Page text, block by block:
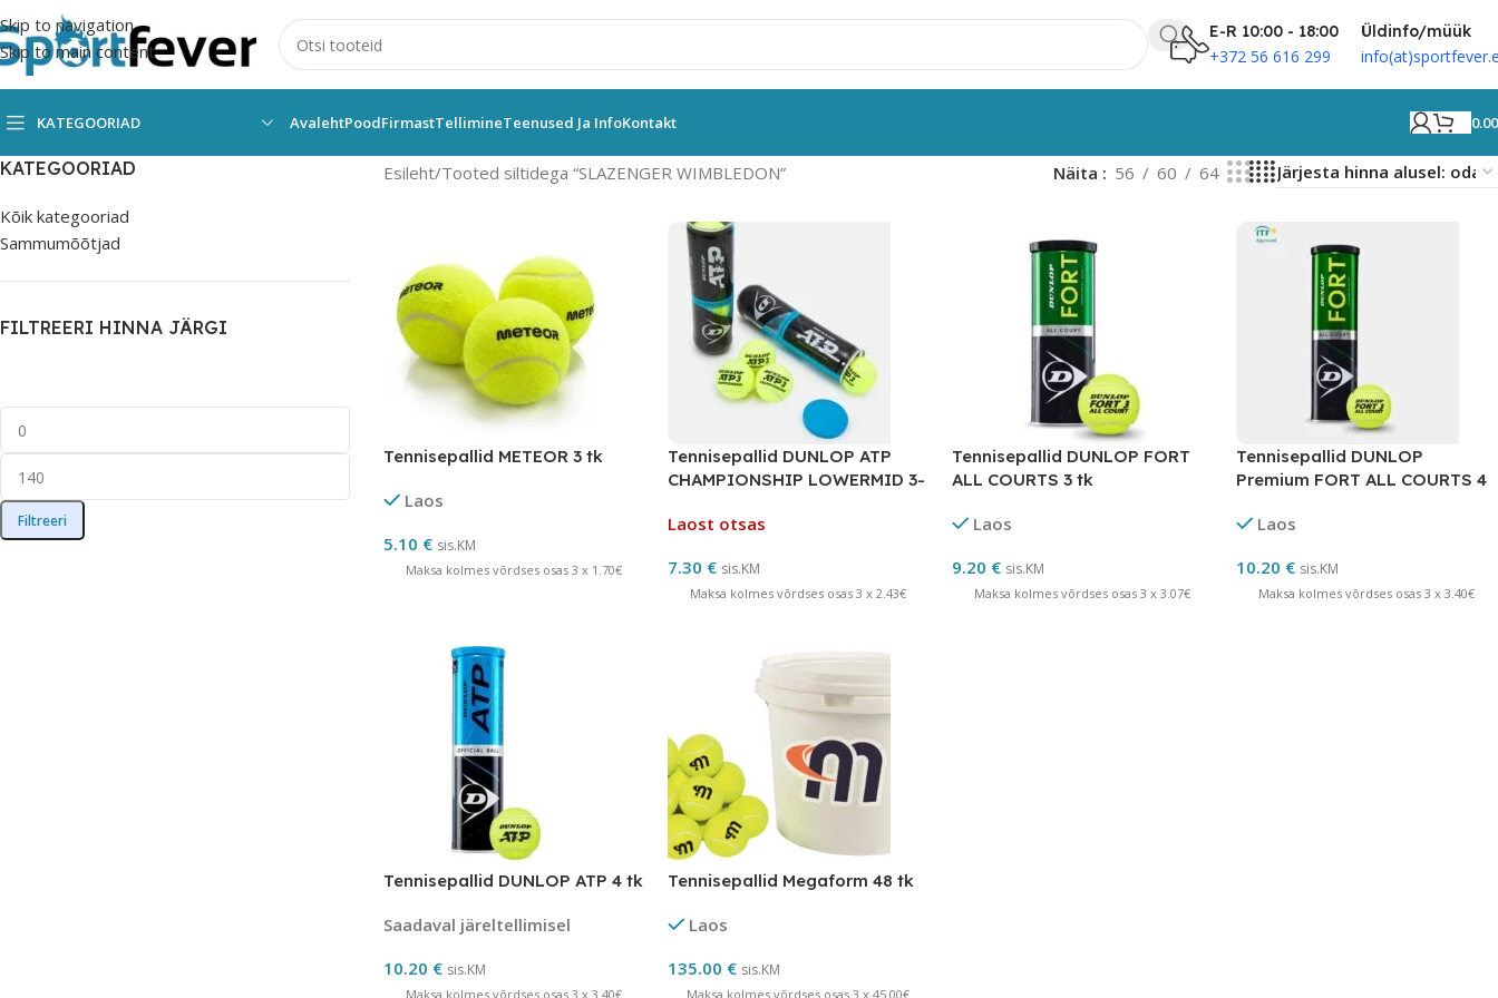
Skip to navigation
Skip to main content
E-R 10:00 - 18:00
+372 56 616 299
Üldinfo/müük
KATEGOORIAD AvalehtPoodFirmastTellimineTeenused Ja InfoKontakt
KATEGOORIAD
Kõik kategooriad
Sammumõõtjad
FILTREERI HINNA JÄRGI
Filtreeri
Esileht Tooted siltidega “SLAZENGER WIMBLEDON” Näita 56 60 64
Tennisepallid METEOR 3 tk
Laos
5.10 € sis.KM
Maksa kolmes võrdses osas 3 x 1.70€
Tennisepallid DUNLOP ATP
CHAMPIONSHIP LOWERMID 3-
Laost otsas
7.30 € sis.KM
Maksa kolmes võrdses osas 3 x 2.43€
Tennisepallid DUNLOP FORT
ALL COURTS 3 tk
Laos
9.20 € sis.KM
Maksa kolmes võrdses osas 3 x 3.07€
Tennisepallid DUNLOP
Premium FORT ALL COURTS 4
Laos
10.20 € sis.KM
Maksa kolmes võrdses osas 3 x 3.40€
Tennisepallid DUNLOP ATP 4 tk
Saadaval järeltellimisel
10.20 € sis.KM
Maksa kolmes võrdses osas 3 x 3.40€
Tennisepallid Megaform 48 tk
Laos
135.00 € sis.KM
Maksa kolmes võrdses osas 3 x 45.00€